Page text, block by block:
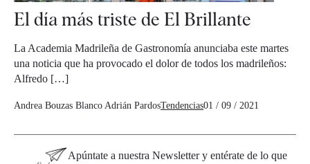
El día más triste de El Brillante
La Academia Madrileña de Gastronomía anunciaba este martes
una noticia que ha provocado el dolor de todos los madrileños:
Alfredo […]
Andrea Bouzas Blanco Adrián PardosTendencias01 / 09 / 2021
Apúntate a nuestra Newsletter y entérate de lo que